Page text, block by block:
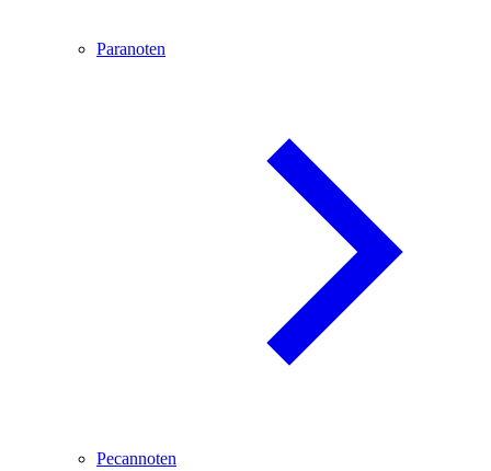
Paranoten
Pecannoten